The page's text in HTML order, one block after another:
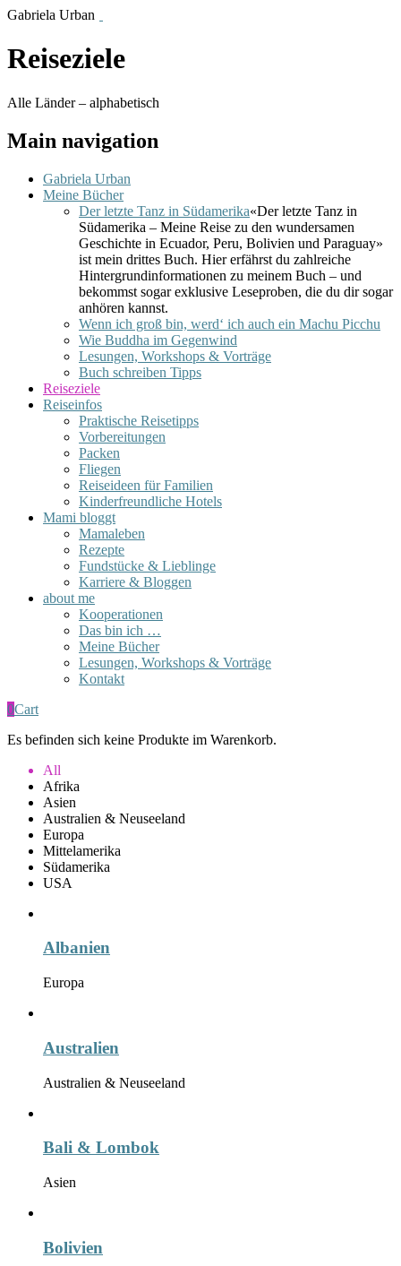
Gabriela Urban
Reiseziele
Alle Länder – alphabetisch
Main navigation
Gabriela Urban
Meine Bücher
Der letzte Tanz in Südamerika«Der letzte Tanz in
Südamerika – Meine Reise zu den wundersamen
Geschichte in Ecuador, Peru, Bolivien und Paraguay»
ist mein drittes Buch. Hier erfährst du zahlreiche
Hintergrundinformationen zu meinem Buch – und
bekommst sogar exklusive Leseproben, die du dir sogar
anhören kannst.
Wenn ich groß bin, werd‘ ich auch ein Machu Picchu
Wie Buddha im Gegenwind
Lesungen, Workshops & Vorträge
Buch schreiben Tipps
Reiseziele
Reiseinfos
Praktische Reisetipps
Vorbereitungen
Packen
Fliegen
Reiseideen für Familien
Kinderfreundliche Hotels
Mami bloggt
Mamaleben
Rezepte
Fundstücke & Lieblinge
Karriere & Bloggen
about me
Kooperationen
Das bin ich …
Meine Bücher
Lesungen, Workshops & Vorträge
Kontakt
0Cart
Es befinden sich keine Produkte im Warenkorb.
All
Afrika
Asien
Australien & Neuseeland
Europa
Mittelamerika
Südamerika
USA
Albanien
Europa
Australien
Australien & Neuseeland
Bali & Lombok
Asien
Bolivien